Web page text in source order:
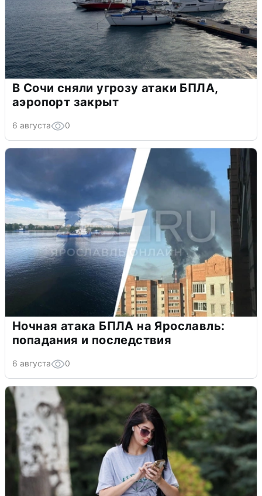
В Сочи сняли угрозу атаки БПЛА,
аэропорт закрыт
6 августа 0
Ночная атака БПЛА на Ярославль:
попадания и последствия
6 августа 0